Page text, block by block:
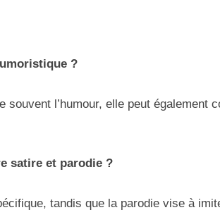
?
souvent l’humour, elle peut également
satire et parodie ?
tandis que la parodie vise à